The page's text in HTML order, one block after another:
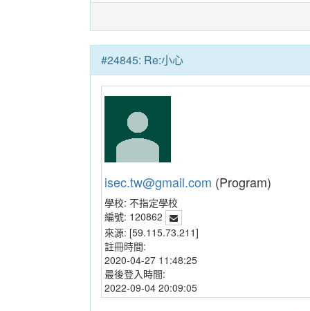
#24845: Re:小心
isec.tw@gmail.com (Program)
學校: 不指定學校
編號: 120862
來源: [59.115.73.211]
註冊時間:
2020-04-27 11:48:25
最後登入時間:
2022-09-04 20:09:05